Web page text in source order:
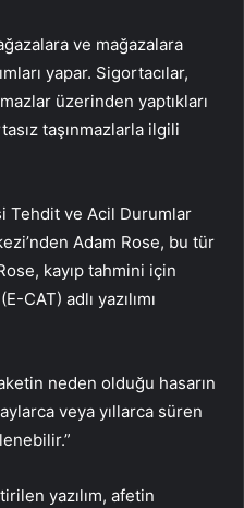
ve mağazalara
yapar. Sigortacılar,
üzerinden yaptıkları
taşınmazlarla ilgili
Tehdit ve Acil Durumlar
Adam Rose, bu tür
kayıp tahmini için
CAT) adlı yazılımı
neden olduğu hasarın
veya yıllarca süren
yazılım, afetin